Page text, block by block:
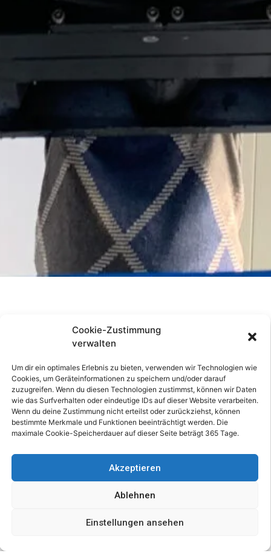
Cookie-Zustimmung
verwalten
Um dir ein optimales Erlebnis zu bieten, verwenden wir Technologien wie
Cookies, um Geräteinformationen zu speichern und/oder darauf
zuzugreifen. Wenn du diesen Technologien zustimmst, können wir Daten
wie das Surfverhalten oder eindeutige IDs auf dieser Website verarbeiten.
Wenn du deine Zustimmung nicht erteilst oder zurückziehst, können
bestimmte Merkmale und Funktionen beeinträchtigt werden. Die
maximale Cookie-Speicherdauer auf dieser Seite beträgt 365 Tage.
Akzeptieren
Ablehnen
Einstellungen ansehen
Spiegelputzaktion
11/05/2023
Nach einigen Jahren ist
es heuer wieder
den Spiegel unserer
Kuppel zu reinigen.
Aktion beteiligt waren
die Vereinsmitglieder
Silvano und Dieter.